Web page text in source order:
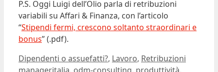
P.S. Oggi Luigi dell’Olio parla di retribuzioni
variabili su Affari & Finanza, con l’articolo
“Stipendi fermi, crescono soltanto straordinari e
bonus” (.pdf).
Categorie
Dipendenti o assuefatti?, Lavoro, Retribuzioni